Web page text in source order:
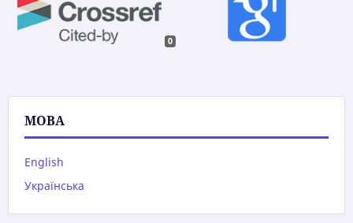
0
МОВА
English
Українська